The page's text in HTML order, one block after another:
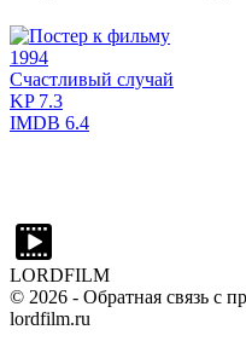
1994
Счастливый случай
KP7.3
IMDB 6.4
LORDFILM
© 2026 - Обратная связь с
lordfilm.ru